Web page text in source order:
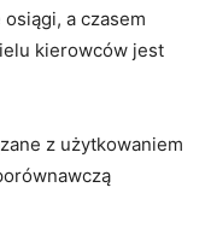
a czasem
kierowców jest
z użytkowaniem